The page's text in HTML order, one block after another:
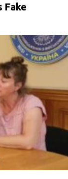
Fake